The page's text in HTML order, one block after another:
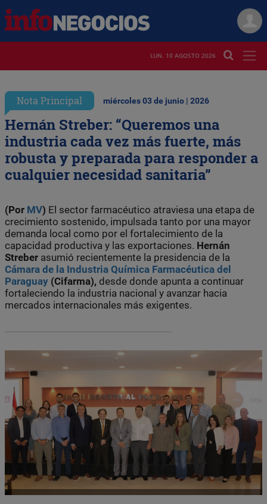
LUN. 10 AGOSTO 2026
Nota Principal miércoles 03 de junio | 2026
Hernán Streber: “Queremos una
industria cada vez más fuerte, más
robusta y preparada para responder a
cualquier necesidad sanitaria”
(Por MV) El sector farmacéutico atraviesa una etapa de
crecimiento sostenido, impulsada tanto por una mayor
demanda local como por el fortalecimiento de la
capacidad productiva y las exportaciones. Hernán
Streber asumió recientemente la presidencia de la
Cámara de la Industria Química Farmacéutica del
Paraguay (Cifarma), desde donde apunta a continuar
fortaleciendo la industria nacional y avanzar hacia
mercados internacionales más exigentes.